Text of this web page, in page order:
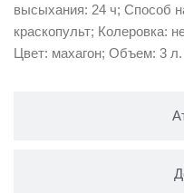
высыхания: 24 ч; Способ
краскопульт; Колеровка:
Цвет: махагон; Объем: 3